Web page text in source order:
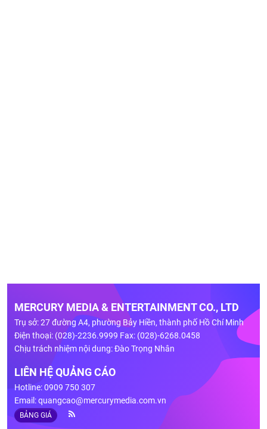
MERCURY MEDIA & ENTERTAINMENT CO., LTD
Trụ sở: 27 đường A4, phường Bảy Hiền, thành phố Hồ Chí Minh
Điện thoại: (028)-2236.9999 Fax: (028)-6268.0458
Chịu trách nhiệm nội dung: Đào Trọng Nhân
LIÊN HỆ QUẢNG CÁO
Hotline: 0909 750 307
Email:quangcao@mercurymedia.com.vn
BẢNG GIÁ